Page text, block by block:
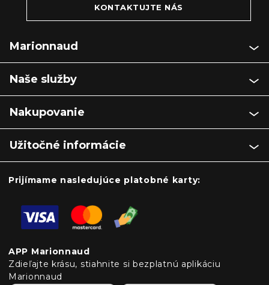
KONTAKTUJTE NÁS
Marionnaud
Naše služby
Nakupovanie
Užitočné informácie
Prijímame nasledujúce platobné karty:
APP Marionnaud
Zdieľajte krásu, stiahnite si bezplatnú aplikáciu
Marionnaud